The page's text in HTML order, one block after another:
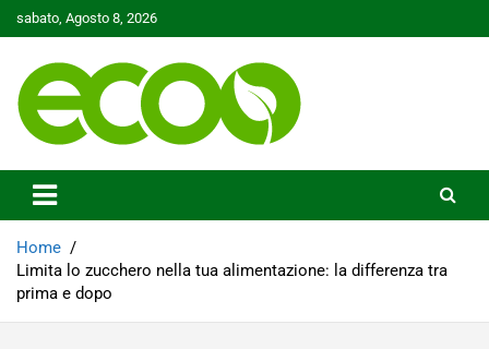
to
sabato, Agosto 8, 2026
Ecoo.it
Home
Limita lo zucchero nella tua alimentazione: la differenza tra
prima e dopo